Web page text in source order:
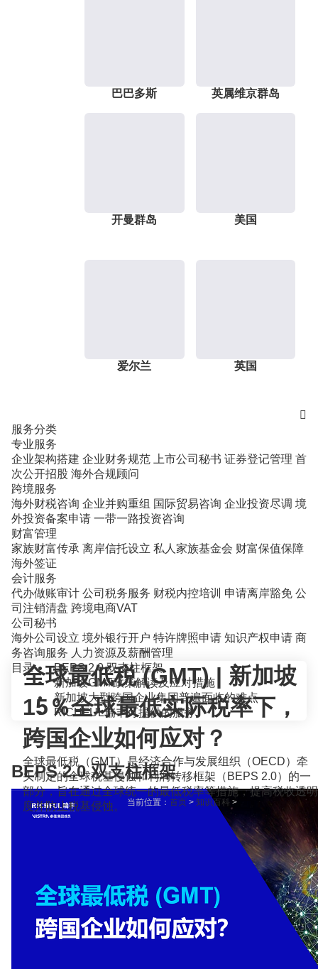
巴巴多斯 英属维京群岛
开曼群岛 美国
爱尔兰 英国

服务分类
专业服务
企业架构搭建 企业财务规范 上市公司秘书 证券登记管理 首
次公开招股 海外合规顾问
跨境服务
海外财税咨询 企业并购重组 国际贸易咨询 企业投资尽调 境
外投资备案申请 一带一路投资咨询
财富管理
家族财富传承 离岸信托设立 私人家族基金会 财富保值保障
海外签证
会计服务
代办做账审计 公司税务服务 财税内控培训 申请离岸豁免 公
司注销清盘 跨境电商VAT
公司秘书
海外公司设立 境外银行开户 特许牌照申请 知识产权申请 商
务咨询服务 人力资源及薪酬管理
当前位置： 首页> 知识百科 >
全球最低税 (GMT) | 新加坡
15％全球最低实际税率下，
跨国企业如何应对？
全球最低税（GMT）是经济合作与发展组织（OECD）牵
头制定的全球税基侵蚀和利润转移框架（BEPS 2.0）的一
部分，旨在通过全球统一的最低税率等措施，提高税收透明
度并防止税基侵蚀。
目录
BEPS 2.0 双支柱框架
新加坡GMT政策解读及应对措施
新加坡大型跨国企业集团普遍面临的难点
RICHFUL瑞丰可提供的服务
BEPS 2.0 双支柱框架